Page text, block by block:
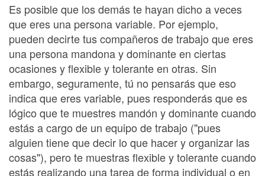
Es posible que los demás te hayan dicho a veces
que eres una persona variable. Por ejemplo,
pueden decirte tus compañeros de trabajo que eres
una persona mandona y dominante en ciertas
ocasiones y flexible y tolerante en otras. Sin
embargo, seguramente, tú no pensarás que eso
indica que eres variable, pues responderás que es
lógico que te muestres mandón y dominante cuando
estás a cargo de un equipo de trabajo ("pues
alguien tiene que decir lo que hacer y organizar las
cosas"), pero te muestras flexible y tolerante cuando
estás realizando una tarea de forma individual o en